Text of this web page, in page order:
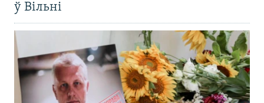
ў Вільні